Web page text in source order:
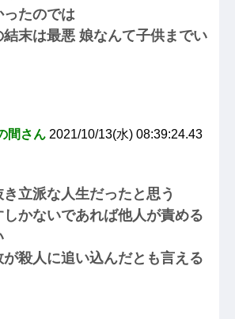
ったのでは
末は最悪 娘なんて子供までい
間さん 2021/10/13(水) 08:39:24.43
立派な人生だったと思う
かないであれば他人が責める
殺人に追い込んだとも言える